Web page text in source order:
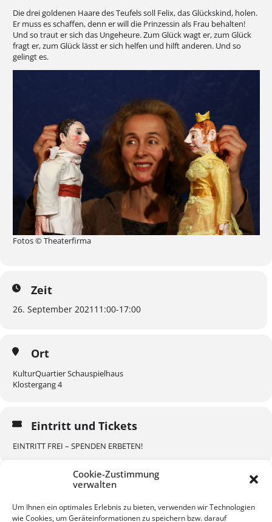
Cookie-Zustimmung
verwalten
Um Ihnen ein optimales Erlebnis zu bieten, verwenden wir Technologien
wie Cookies, um Geräteinformationen zu speichern bzw. darauf
Die drei goldenen Haare des Teufels soll Felix, das Glückskind, holen.
Er muss es schaffen, denn er will die Prinzessin als Frau behalten!
Und so traut er sich das Ungeheure. Zum Glück wagt er, zum Glück
fragt er, zum Glück lässt er sich helfen und hilft anderen. Und so
gelingt es.
Fotos © Theaterfirma
Zeit
26. September 2021 11:00-17:00
Ort
KulturQuartier Schauspielhaus
Klostergang 4
Eintritt und Tickets
EINTRITT FREI – SPENDEN ERBETEN!